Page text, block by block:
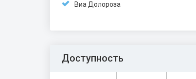
Виа Долороза
Доступность